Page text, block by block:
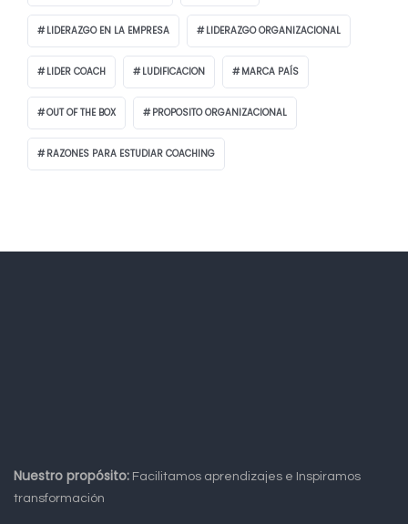
LIDERAZGO EN LA EMPRESA LIDERAZGO ORGANIZACIONAL
LIDER COACH LUDIFICACION MARCA PAÍS
OUT OF THE BOX PROPOSITO ORGANIZACIONAL
RAZONES PARA ESTUDIAR COACHING
Nuestro propósito: Facilitamos aprendizajes e Inspiramos
transformación